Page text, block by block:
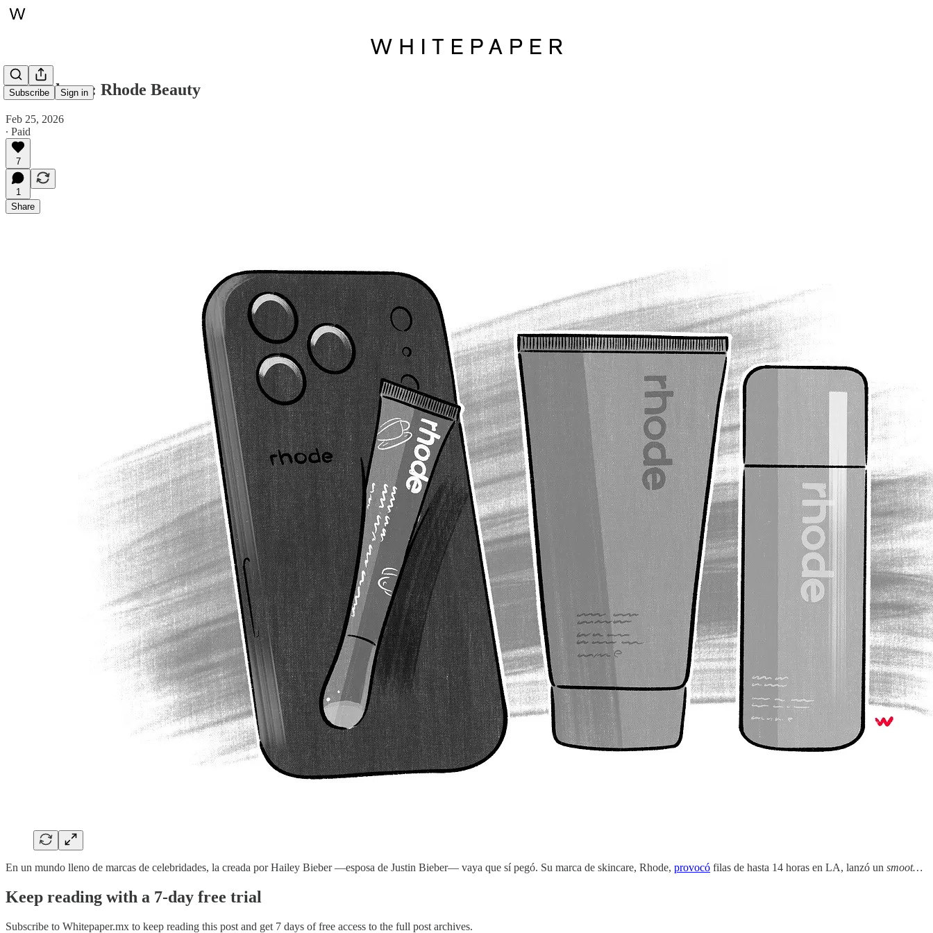
Subscribe Sign in
Spotlight en: Rhode Beauty
Feb 25, 2026
∙ Paid
7
1
Share
En un mundo lleno de marcas de celebridades, la creada por Hailey Bieber —esposa de Justin Bieber— vaya que sí pegó. Su marca de skincare, Rhode, provocó filas de hasta 14 horas en LA, lanzó un smoot…
Keep reading with a 7-day free trial
Subscribe to Whitepaper.mx to keep reading this post and get 7 days of free access to the full post archives.